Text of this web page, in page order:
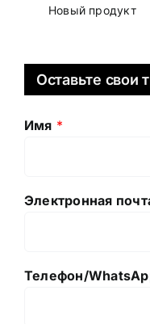
Новый продукт
Оставьте свои
Имя *
Электронная
Телефон/